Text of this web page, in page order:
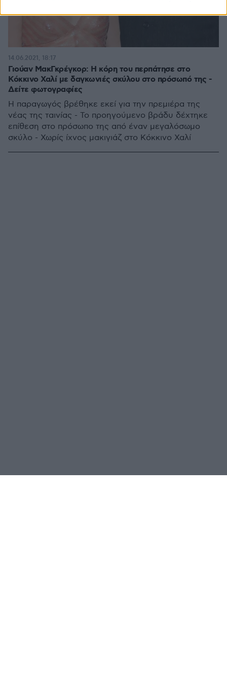
Γιούαν ΜακΓκρέγκορ: Η κόρη του περπάτησε στο
Κόκκινο Χαλί με δαγκωνιές σκύλου στο πρόσωπό της -
Δείτε φωτογραφίες
Η παραγωγός βρέθηκε εκεί για την πρεμιέρα της
νέας της ταινίας - Το προηγούμενο βράδυ δέχτηκε
επίθεση στο πρόσωπο της από έναν μεγαλόσωμο
σκύλο - Χωρίς ίχνος μακιγιάζ στο Κόκκινο Χαλί
14.06.2021, 18:17